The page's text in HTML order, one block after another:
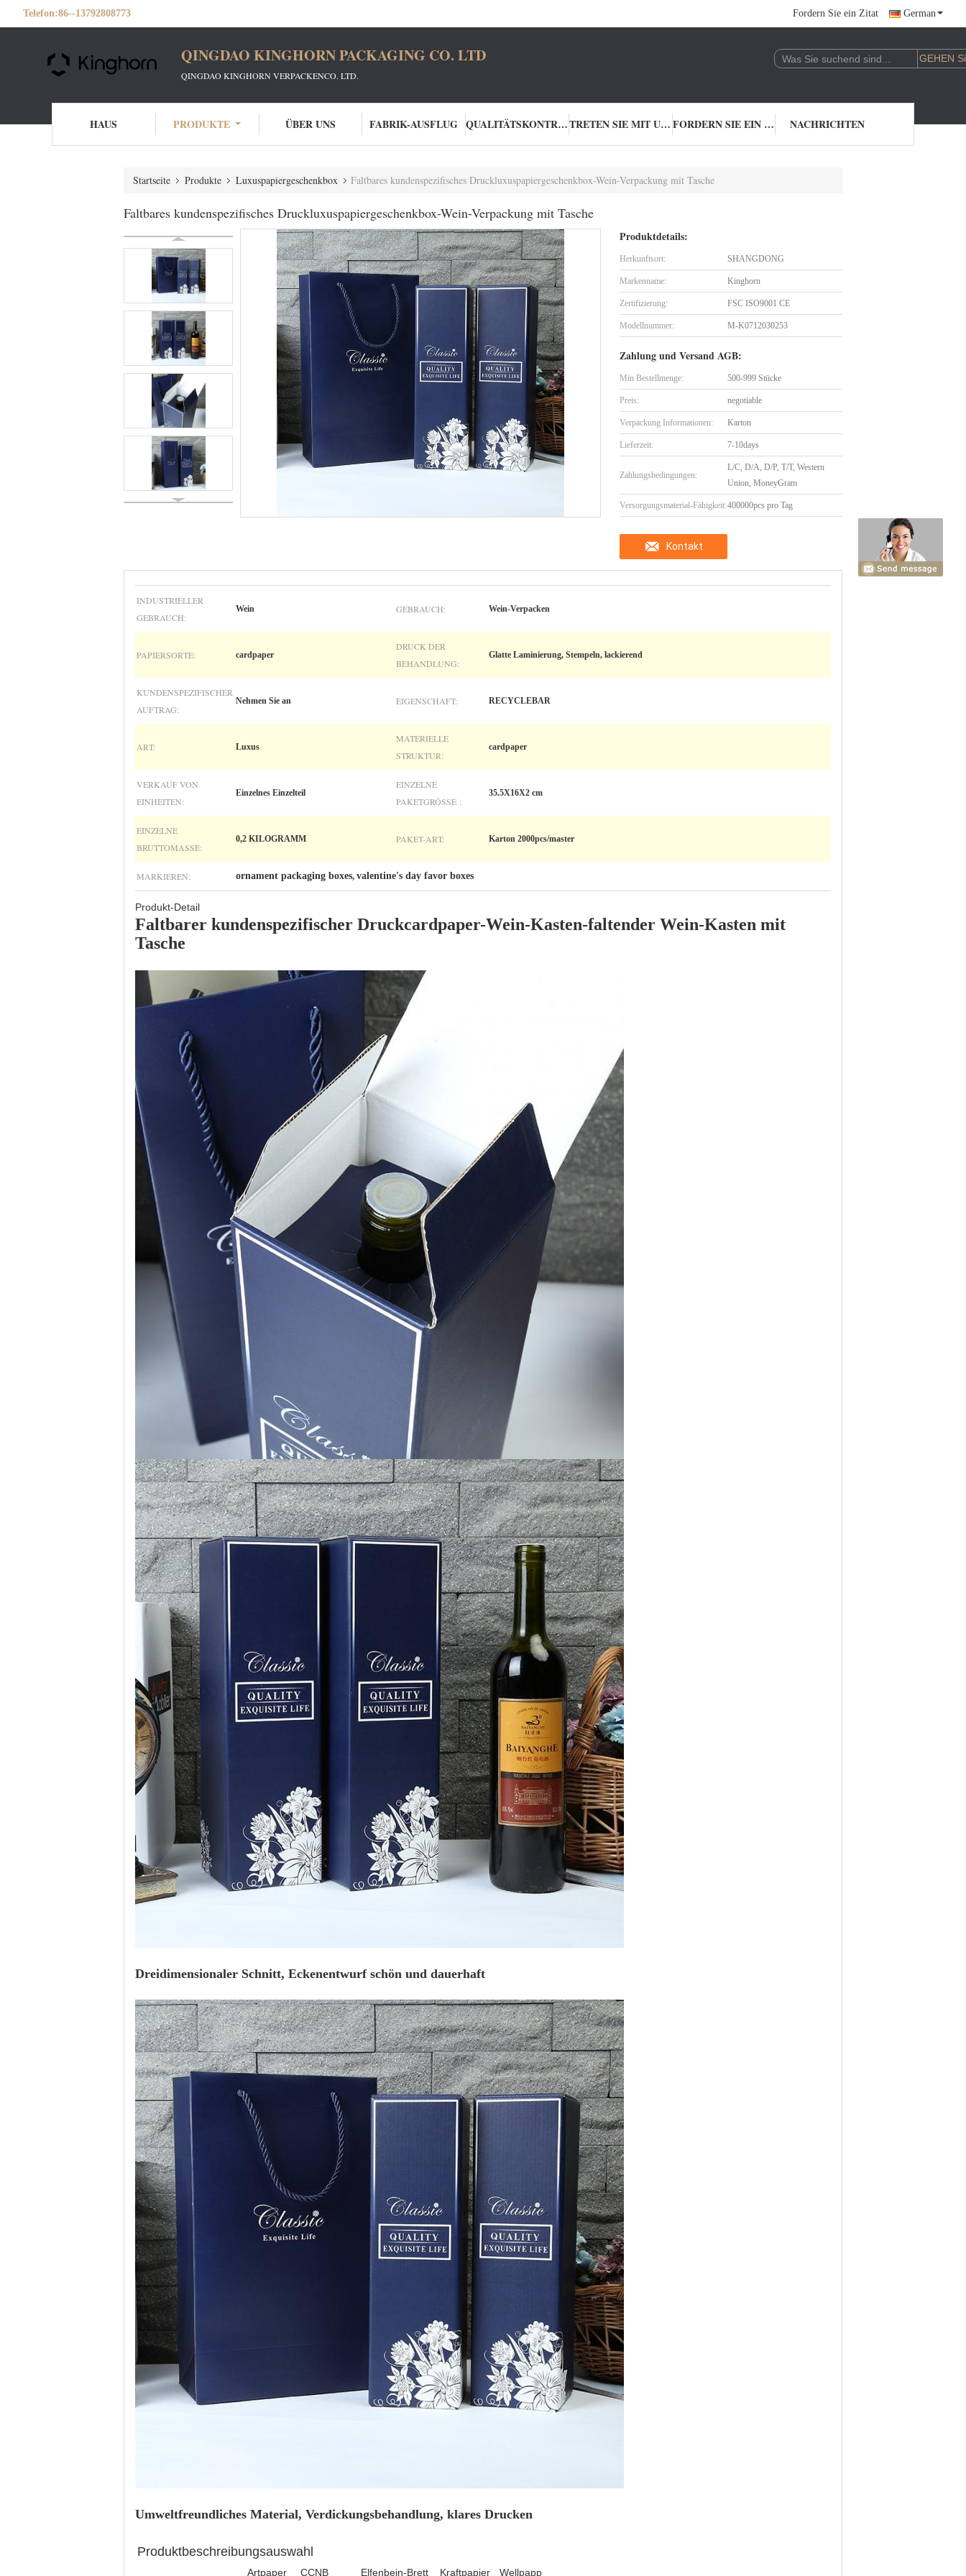
Telefon:86--13792808773 Fordern Sie ein Zitat German
QINGDAO KINGHORN PACKAGING CO. LTD
QINGDAO KINGHORN VERPACKENCO. LTD.
HAUS PRODUKTE ÜBER UNS FABRIK-AUSFLUG QUALITÄTSKONTROLLE TRETEN SIE MIT UNS IN VERBINDUNG FORDERN SIE EIN ZITAT NACHRICHTEN
Startseite Produkte Luxuspapiergeschenkbox Faltbares kundenspezifisches Druckluxuspapiergeschenkbox-Wein-Verpackung mit Tasche
Faltbares kundenspezifisches Druckluxuspapiergeschenkbox-Wein-Verpackung mit Tasche
Produktdetails:
Herkunftsort: SHANGDONG
Markenname: Kinghorn
Zertifizierung: FSC ISO9001 CE
Modellnummer: M-K0712030253
Zahlung und Versand AGB:
Min Bestellmenge: 500-999 Stücke
Preis: negotiable
Verpackung Informationen: Karton
Lieferzeit: 7-10days
Zahlungsbedingungen:
L/C, D/A, D/P, T/T, Western
Union, MoneyGram
Versorgungsmaterial-Fähigkeit:400000pcs pro Tag
Kontakt
INDUSTRIELLER
GEBRAUCH:
Wein GEBRAUCH: Wein-Verpacken
PAPIERSORTE: cardpaper
DRUCK DER
BEHANDLUNG:
Glatte Laminierung, Stempeln, lackierend
KUNDENSPEZIFISCHER
AUFTRAG:
Nehmen Sie an EIGENSCHAFT: RECYCLEBAR
ART: Luxus
MATERIELLE
STRUKTUR:
cardpaper
VERKAUF VON
EINHEITEN:
Einzelnes Einzelteil
EINZELNE
PAKETGRÖSSE :
35.5X16X2 cm
EINZELNE
BRUTTOMASSE:
0,2 KILOGRAMM PAKET-ART: Karton 2000pcs/master
MARKIEREN: ornament packaging boxes, valentine's day favor boxes
Produkt-Detail
Faltbarer kundenspezifischer Druckcardpaper-Wein-Kasten-faltender Wein-Kasten mit
Tasche
Dreidimensionaler Schnitt, Eckenentwurf schön und dauerhaft
Umweltfreundliches Material, Verdickungsbehandlung, klares Drucken
Produktbeschreibungsauswahl
Artpaper CCNB Elfenbein-Brett Kraftpapier Wellpapp